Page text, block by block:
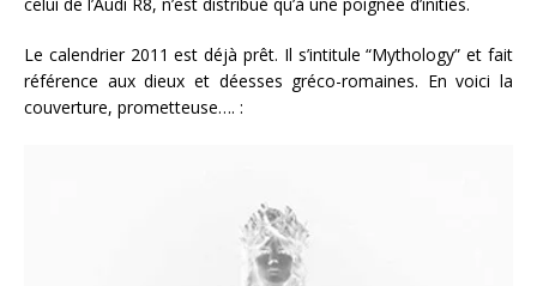
Le calendrier 2011 est déjà prêt. Il s’intitule “Mythology” et fait
référence aux dieux et déesses gréco-romaines. En voici la
couverture, prometteuse…. :